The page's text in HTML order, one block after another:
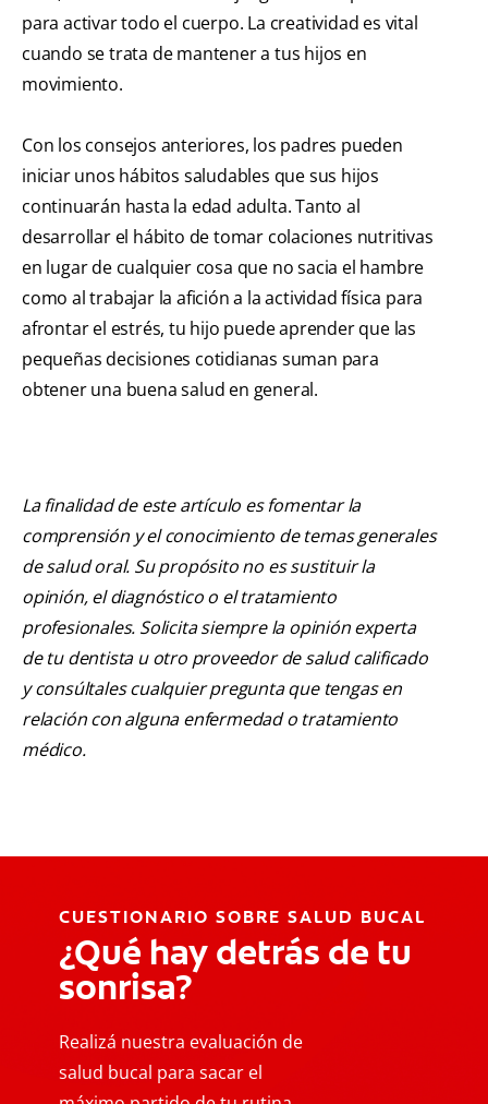
para activar todo el cuerpo. La creatividad es vital
cuando se trata de mantener a tus hijos en
movimiento.
Con los consejos anteriores, los padres pueden
iniciar unos hábitos saludables que sus hijos
continuarán hasta la edad adulta. Tanto al
desarrollar el hábito de tomar colaciones nutritivas
en lugar de cualquier cosa que no sacia el hambre
como al trabajar la afición a la actividad física para
afrontar el estrés, tu hijo puede aprender que las
pequeñas decisiones cotidianas suman para
obtener una buena salud en general.
La finalidad de este artículo es fomentar la
comprensión y el conocimiento de temas generales
de salud oral. Su propósito no es sustituir la
opinión, el diagnóstico o el tratamiento
profesionales. Solicita siempre la opinión experta
de tu dentista u otro proveedor de salud calificado
y consúltales cualquier pregunta que tengas en
relación con alguna enfermedad o tratamiento
médico.
CUESTIONARIO SOBRE SALUD BUCAL
¿Qué hay detrás de tu
sonrisa?
Realizá nuestra evaluación de
salud bucal para sacar el